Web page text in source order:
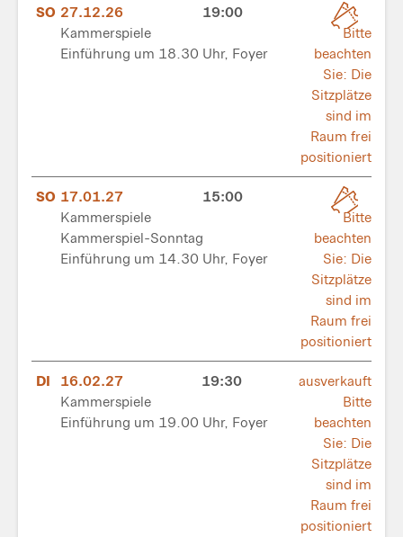
SO 27.12.26
19:00
Kammerspiele
Einführung um 18.30 Uhr, Foyer
Bitte
beachten
Sie: Die
Sitzplätze
sind im
Raum frei
positioniert
SO 17.01.27
15:00
Kammerspiele
Kammerspiel-Sonntag
Einführung um 14.30 Uhr, Foyer
Bitte
beachten
Sie: Die
Sitzplätze
sind im
Raum frei
positioniert
DI 16.02.27
19:30
Kammerspiele
Einführung um 19.00 Uhr, Foyer
ausverkauft
Bitte
beachten
Sie: Die
Sitzplätze
sind im
Raum frei
positioniert